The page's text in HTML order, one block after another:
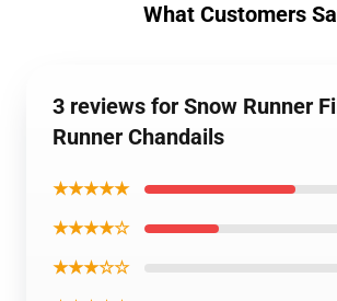
What Customers
3 reviews for Snow Runner
Runner Chandails
★★★★★
★★★★☆
★★★☆☆